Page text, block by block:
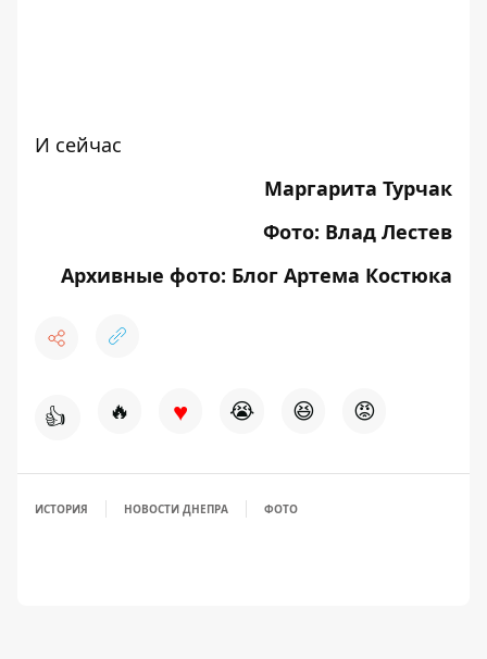
И сейчас
Маргарита Турчак
Фото: Влад Лестев
Архивные фото: Блог Артема Костюка
👍 🔥 ♥ 😭 😆 😡
ИСТОРИЯ НОВОСТИ ДНЕПРА ФОТО